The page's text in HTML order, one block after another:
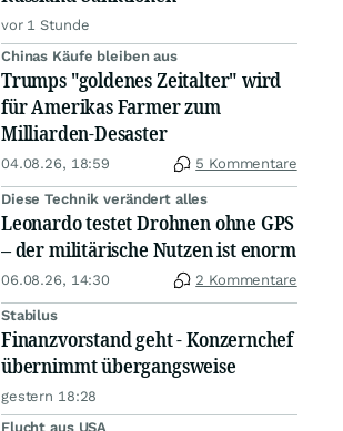
vor 1 Stunde
Chinas Käufe bleiben aus
Trumps "goldenes Zeitalter" wird
für Amerikas Farmer zum
Milliarden-Desaster
04.08.26, 18:59 5 Kommentare
Diese Technik verändert alles
Leonardo testet Drohnen ohne GPS
– der militärische Nutzen ist enorm
06.08.26, 14:30 2 Kommentare
Stabilus
Finanzvorstand geht - Konzernchef
übernimmt übergangsweise
gestern 18:28
Flucht aus USA